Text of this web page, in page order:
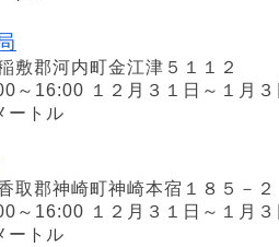
敷郡河内町金江津５１１２
～16:00 １２月３１日～１月
ートル
取郡神崎町神崎本宿１８５－２
～16:00 １２月３１日～１月
ートル